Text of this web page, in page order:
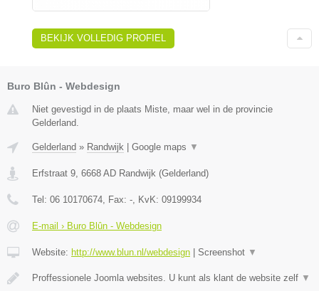
BEKIJK VOLLEDIG PROFIEL
Buro Blûn - Webdesign
Niet gevestigd in de plaats Miste, maar wel in de provincie
Gelderland.
Gelderland » Randwijk | Google maps ▼
Erfstraat 9 6668 AD Randwijk (Gelderland)
Tel: 06 10170674 , Fax: - , KvK: 09199934
E-mail › Buro Blûn - Webdesign
Website: http://www.blun.nl/webdesign | Screenshot ▼
Proffessionele Joomla websites. U kunt als klant de website zelf ▼